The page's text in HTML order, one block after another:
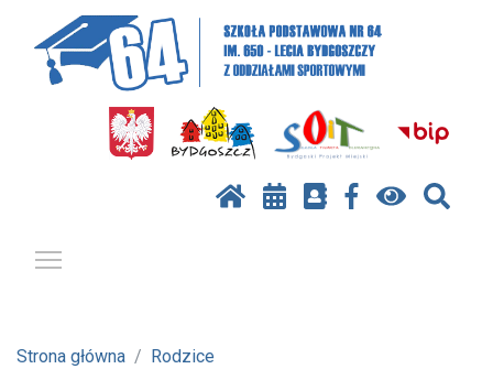
Strona główna
Rodzice